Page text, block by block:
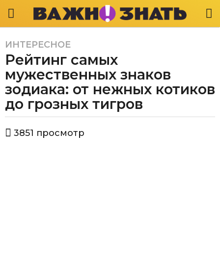
4
г
д
а
a
o
4
ИНТЕРЕСНОЕ
Рейтинг самых
мужественных знаков
зодиака: от нежных котиков
до грозных тигров
в
3851 просмотр